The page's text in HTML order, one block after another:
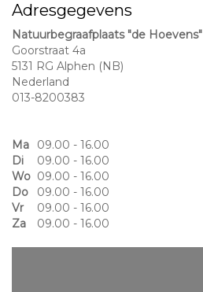
Adresgegevens
Natuurbegraafplaats "de Hoevens"
Goorstraat 4a
5131 RG Alphen (NB)
Nederland
013-8200383
Ma
09.00 - 16.00
Di
09.00 - 16.00
Wo 09.00 - 16.00
Do
09.00 - 16.00
Vr
09.00 - 16.00
Za
09.00 - 16.00